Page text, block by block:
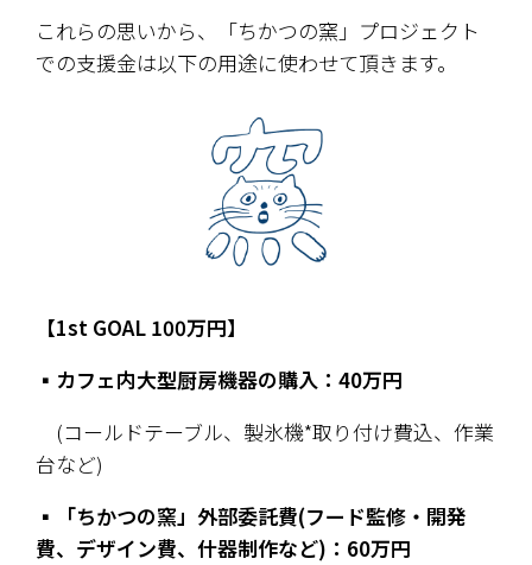
これらの思いから、「ちかつの窯」プロジェクト
での支援金は以下の用途に使わせて頂きます。
【1st GOAL 100万円】
▪️カフェ内大型厨房機器の購入：40万円
(コールドテーブル、製氷機*取り付け費込、作業
台など)
▪️「ちかつの窯」外部委託費(フード監修・開発
費、デザイン費、什器制作など)：60万円